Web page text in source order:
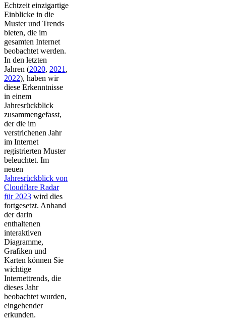
Echtzeit einzigartige
Einblicke in die
Muster und Trends
bieten, die im
gesamten Internet
beobachtet werden.
In den letzten
Jahren (2020, 2021,
2022), haben wir
diese Erkenntnisse
in einem
Jahresrückblick
zusammengefasst,
der die im
verstrichenen Jahr
im Internet
registrierten Muster
beleuchtet. Im
neuen
Jahresrückblick von
Cloudflare Radar
für 2023 wird dies
fortgesetzt. Anhand
der darin
enthaltenen
interaktiven
Diagramme,
Grafiken und
Karten können Sie
wichtige
Internettrends, die
dieses Jahr
beobachtet wurden,
eingehender
erkunden.